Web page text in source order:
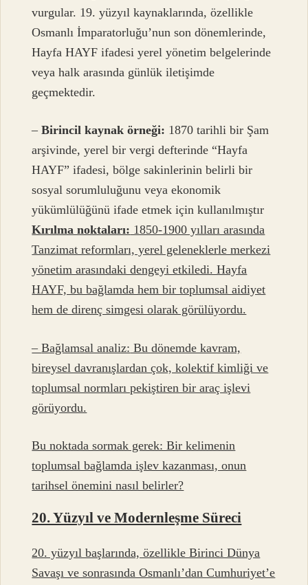
vurgular. 19. yüzyıl kaynaklarında, özellikle
Osmanlı İmparatorluğu’nun son dönemlerinde,
Hayfa HAYF ifadesi yerel yönetim belgelerinde
veya halk arasında günlük iletişimde
geçmektedir.
–Birincil kaynak örneği: 1870 tarihli bir Şam
arşivinde, yerel bir vergi defterinde “Hayfa
HAYF” ifadesi, bölge sakinlerinin belirli bir
sosyal sorumluluğunu veya ekonomik
yükümlülüğünü ifade etmek için kullanılmıştır
Kırılma noktaları: 1850-1900 yılları arasında
Tanzimat reformları, yerel geleneklerle merkezi
yönetim arasındaki dengeyi etkiledi. Hayfa
HAYF, bu bağlamda hem bir toplumsal aidiyet
hem de direnç simgesi olarak görülüyordu.
–Bağlamsal analiz: Bu dönemde kavram,
bireysel davranışlardan çok, kolektif kimliği ve
toplumsal normları pekiştiren bir araç işlevi
görüyordu.
Bu noktada sormak gerek: Bir kelimenin
toplumsal bağlamda işlev kazanması, onun
tarihsel önemini nasıl belirler?
20. Yüzyıl ve Modernleşme Süreci
20. yüzyıl başlarında, özellikle Birinci Dünya
Savaşı ve sonrasında Osmanlı’dan Cumhuriyet’e